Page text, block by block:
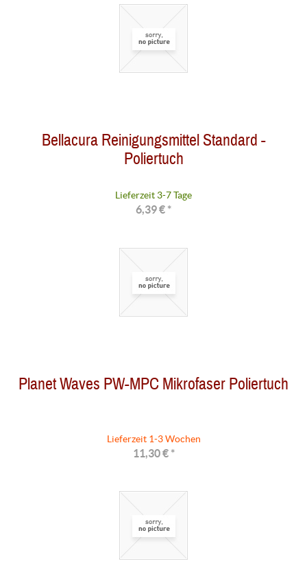
Bellacura Reinigungsmittel Standard -
Poliertuch
Lieferzeit 3-7 Tage
6,39 € *
Planet Waves PW-MPC Mikrofaser Poliertuch
Lieferzeit 1-3 Wochen
11,30 € *